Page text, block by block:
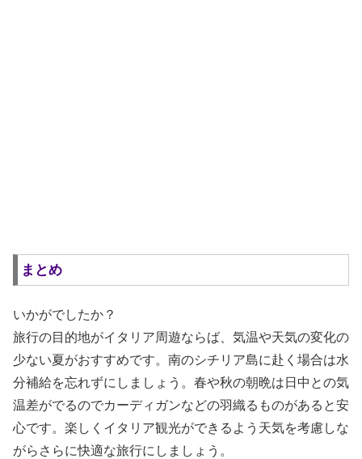
まとめ
いかがでしたか？
旅行の目的地がイタリア周遊ならば、気温や天気の変化の
少ない夏がおすすめです。南のシチリア島に赴く場合は水
分補給を忘れずにしましょう。春や秋の朝晩は日中との気
温差がでるのでカーディガンなどの羽織るものがあると安
心です。楽しくイタリア観光ができるよう天気を考慮しな
がらさらに快適な旅行にしましょう。